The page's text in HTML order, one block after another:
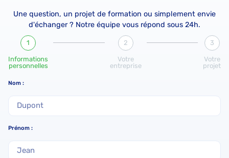
Une question, un projet de formation ou simplement envie
d'échanger ? Notre équipe vous répond sous 24h.
1
Informations
personnelles
2
Votre
entreprise
3
Votre
projet
Nom :
Prénom :